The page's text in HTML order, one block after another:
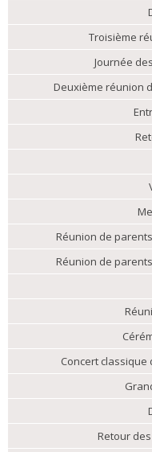
Troisième
Journée
Deuxième réunion
Réunion de
Réunion de
Concert
Retour